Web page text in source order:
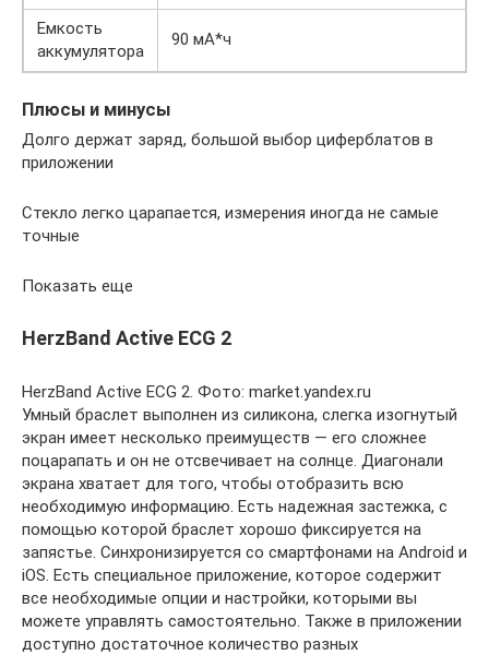
Емкость
аккумулятора
90 мА*ч
Плюсы и минусы
Долго держат заряд, большой выбор циферблатов в
приложении
Стекло легко царапается, измерения иногда не самые
точные
Показать еще
HerzBand Active ECG 2
HerzBand Active ECG 2. Фото: market.yandex.ru
Умный браслет выполнен из силикона, слегка изогнутый
экран имеет несколько преимуществ — его сложнее
поцарапать и он не отсвечивает на солнце. Диагонали
экрана хватает для того, чтобы отобразить всю
необходимую информацию. Есть надежная застежка, с
помощью которой браслет хорошо фиксируется на
запястье. Синхронизируется со смартфонами на Android и
iOS. Есть специальное приложение, которое содержит
все необходимые опции и настройки, которыми вы
можете управлять самостоятельно. Также в приложении
доступно достаточное количество разных